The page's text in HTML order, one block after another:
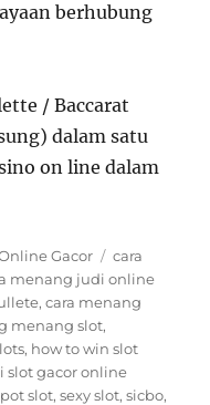
berhubung
/ Baccarat
dalam satu
on line dalam
Gacor Tags
cara
menang judi online
,cara menang
menang slot,
, how to win slot
slot gacor online
slot,sexy slot,sicbo,